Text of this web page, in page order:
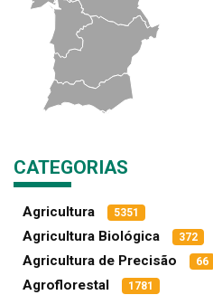
CATEGORIAS
Agricultura 5351
Agricultura Biológica 372
Agricultura de Precisão 66
Agroflorestal 1781